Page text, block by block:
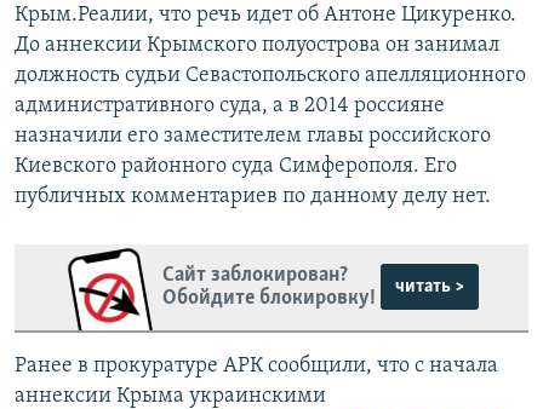
Крым.Реалии, что речь идет об Антоне Цикуренко.
До аннексии Крымского полуострова он занимал
должность судьи Севастопольского апелляционного
административного суда, а в 2014 россияне
назначили его заместителем главы российского
Киевского районного суда Симферополя. Его
публичных комментариев по данному делу нет.
Сайт заблокирован?
Обойдите блокировку!
читать >
Ранее в прокуратуре АРК сообщили, что с начала
аннексии Крыма украинскими